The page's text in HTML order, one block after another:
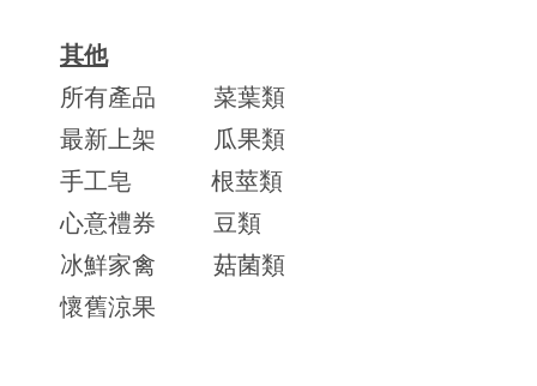
其他
所有產品
菜葉類
最新上架
瓜果類
手工皂
根莖類
心意禮券
豆類
冰鮮家禽
菇菌類
懷舊涼果